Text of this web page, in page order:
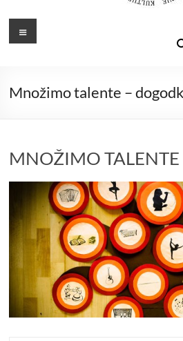
Ustanova Petra
Meni
Množimo talente –
MNOŽIMO